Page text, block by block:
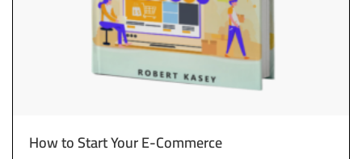
How to Start Your E-Commerce